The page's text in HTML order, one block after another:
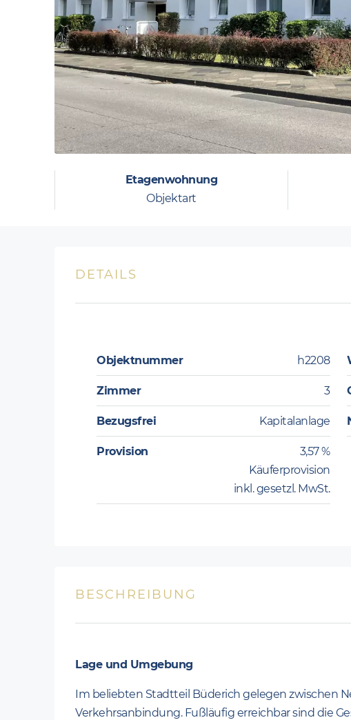
Etagenwohnung
Objektart
DETAILS
Objektnummer h2208
Zimmer 3
Bezugsfrei Kapitalanlage
Provision
3,57 %
Käuferprovision
inkl. gesetzl. MwSt.
BESCHREIBUNG
Lage und Umgebung
Im beliebten Stadtteil Büderich gelegen zwischen
Verkehrsanbindung. Fußläufig erreichbar sind die